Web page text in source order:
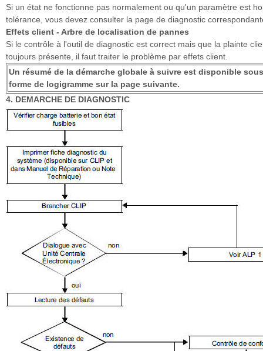
Si un état ne fonctionne pas normalement ou qu'un paramètre est
tolérance, vous devez consulter la page de diagnostic
Effets client - Arbre de localisation de pannes
Si le contrôle à l'outil de diagnostic est correct mais que la plainte
toujours présente, il faut traiter le problème par effets client.
Un résumé de la démarche globale à suivre est disponible sous
forme de logigramme sur la page suivante.
4. DEMARCHE DE DIAGNOSTIC